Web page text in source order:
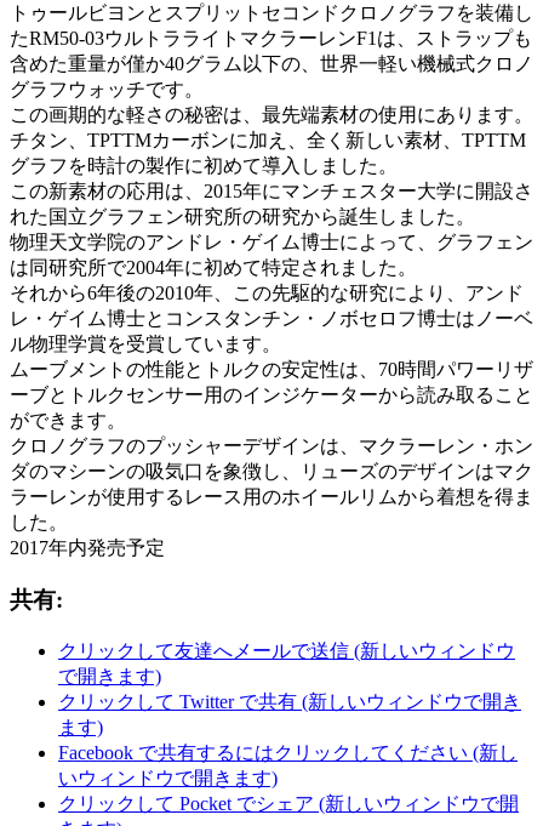
トゥールビヨンとスプリットセコンドクロノグラフを装備し
たRM50-03ウルトラライトマクラーレンF1は、ストラップも
含めた重量が僅か40グラム以下の、世界一軽い機械式クロノ
グラフウォッチです。
この画期的な軽さの秘密は、最先端素材の使用にあります。
チタン、TPTTMカーボンに加え、全く新しい素材、TPTTM
グラフを時計の製作に初めて導入しました。
この新素材の応用は、2015年にマンチェスター大学に開設さ
れた国立グラフェン研究所の研究から誕生しました。
物理天文学院のアンドレ・ゲイム博士によって、グラフェン
は同研究所で2004年に初めて特定されました。
それから6年後の2010年、この先駆的な研究により、アンド
レ・ゲイム博士とコンスタンチン・ノボセロフ博士はノーベ
ル物理学賞を受賞しています。
ムーブメントの性能とトルクの安定性は、70時間パワーリザ
ーブとトルクセンサー用のインジケーターから読み取ること
ができます。
クロノグラフのプッシャーデザインは、マクラーレン・ホン
ダのマシーンの吸気口を象徴し、リューズのデザインはマク
ラーレンが使用するレース用のホイールリムから着想を得ま
した。
2017年内発売予定
共有:
クリックして友達へメールで送信 (新しいウィンドウ
で開きます)
クリックして Twitter で共有 (新しいウィンドウで開き
ます)
Facebook で共有するにはクリックしてください (新し
いウィンドウで開きます)
クリックして Pocket でシェア (新しいウィンドウで開